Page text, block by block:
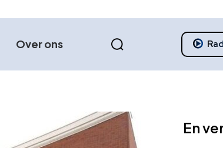
Over ons
En